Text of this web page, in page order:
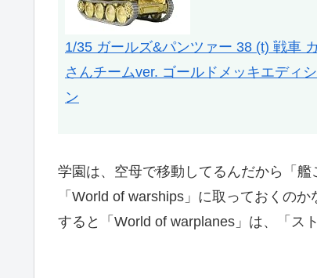
1/35 ガールズ&パンツァー 38 (t) 戦車
さんチームver. ゴールドメッキエディシ
ン
学園は、空母で移動してるんだから「艦
「World of warships」に取っておくのか
すると「World of warplanes」は、「ス